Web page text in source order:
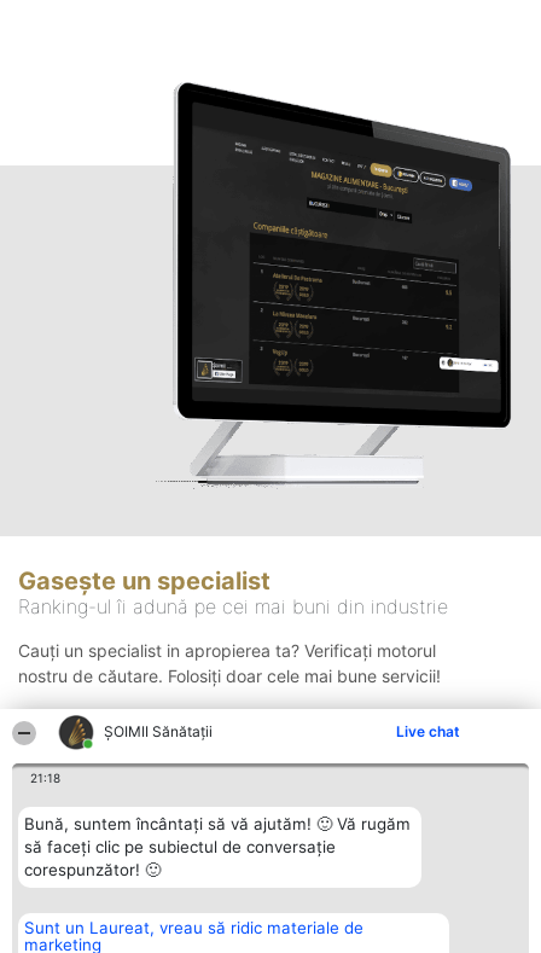
ŞOIMII Sănătații Live chat
21:18
Bună, suntem încântați să vă ajutăm! 🙂 Vă rugăm
să faceți clic pe subiectul de conversație
corespunzător! 🙂
Sunt un Laureat, vreau să ridic materiale de
marketing
Gasește un specialist
Ranking-ul îi adună pe cei mai buni din industrie
Cauți un specialist in apropierea ta? Verificați motorul
nostru de căutare. Folosiți doar cele mai bune servicii!
Organizator Ranking
BRIGHT SOLUTIONS BR SRL
Plebiscyt Contact